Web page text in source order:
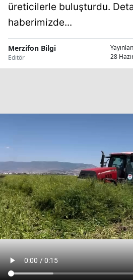
üreticilerle buluşturdu.
haberimizde...
Merzifon Bilgi
Editör
28